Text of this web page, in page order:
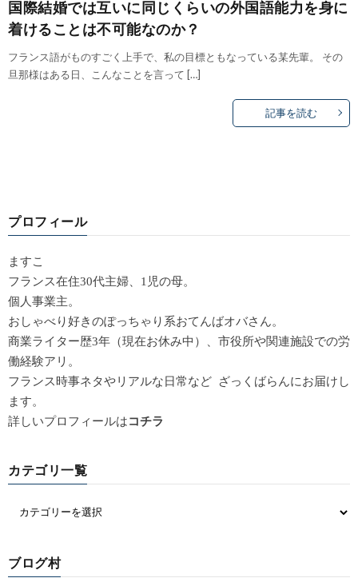
国際結婚では互いに同じくらいの外国語能力を身に
着けることは不可能なのか？
フランス語がものすごく上手で、私の目標ともなっている某先輩。 その
旦那様はある日、こんなことを言って […]
記事を読む
プロフィール
ますこ
フランス在住30代主婦、1児の母。
個人事業主。
おしゃべり好きのぽっちゃり系おてんばオバさん。
商業ライター歴3年（現在お休み中）、市役所や関連施設での労
働経験アリ。
フランス時事ネタやリアルな日常など ざっくばらんにお届けし
ます。
詳しいプロフィールはコチラ
カテゴリ一覧
ブログ村